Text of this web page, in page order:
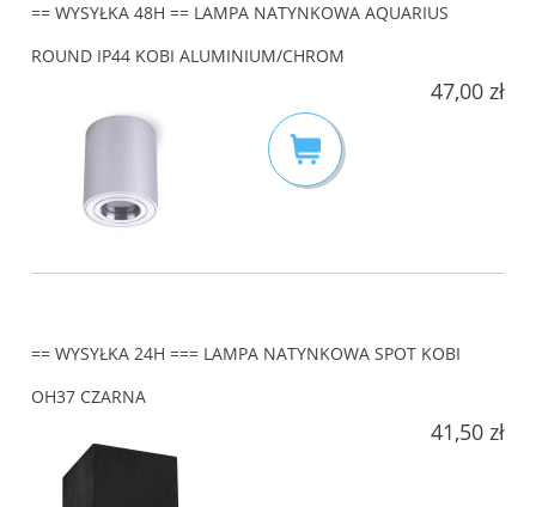
== WYSYŁKA 48H == LAMPA NATYNKOWA AQUARIUS
ROUND IP44 KOBI ALUMINIUM/CHROM
47,00 zł
== WYSYŁKA 24H === LAMPA NATYNKOWA SPOT KOBI
OH37 CZARNA
41,50 zł